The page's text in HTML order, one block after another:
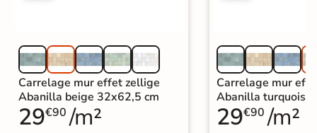
Carrelage mur effet zellige
Abanilla beige 32x62,5 cm
29€90 /m²
Carrelage mur
Abanilla turquoise
29€90 /m²